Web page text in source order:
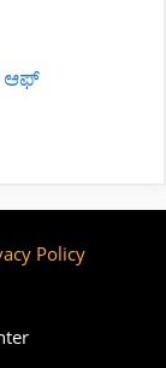
ಆಫ್
Policy